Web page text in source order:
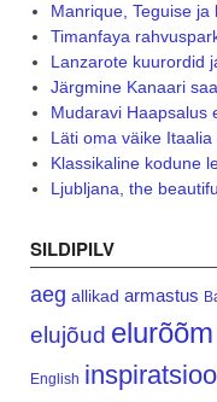
Manrique, Teguise
Timanfaya
Lanzarote kuurordid
Järgmine Kanaari
Mudaravi Haapsalus
Läti oma väike
Klassikaline kodune
Ljubljana, the
SILDIPILV
aeg allikad armastus
elujõud elurõõm
English